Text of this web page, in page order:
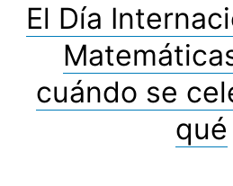
El Día
cuándo se
qué